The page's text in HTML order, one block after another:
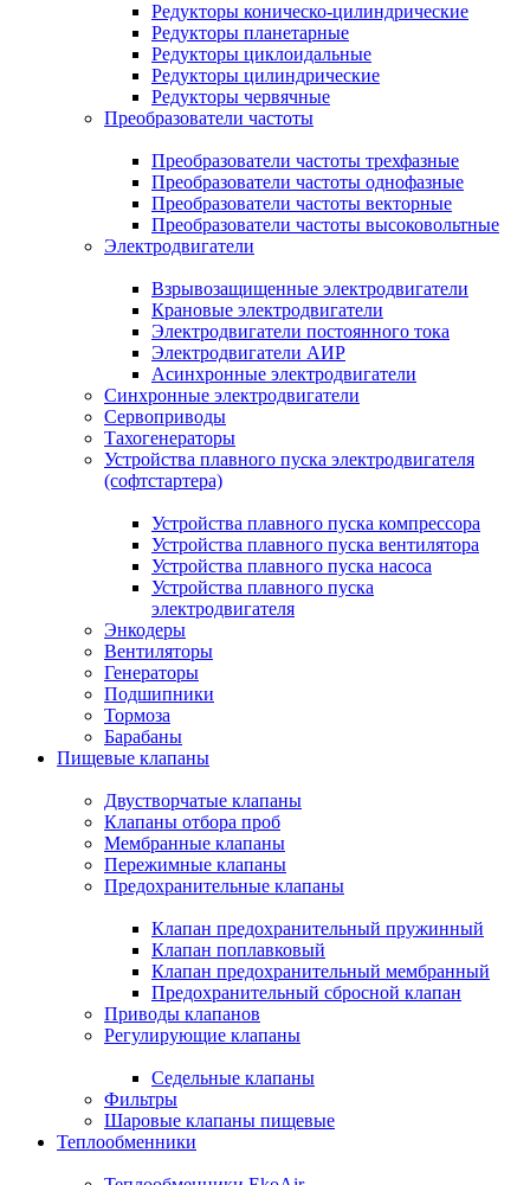
Редукторы коническо-цилиндрические
Редукторы планетарные
Редукторы циклоидальные
Редукторы цилиндрические
Редукторы червячные
Преобразователи частоты
Преобразователи частоты трехфазные
Преобразователи частоты однофазные
Преобразователи частоты векторные
Преобразователи частоты высоковольтные
Электродвигатели
Взрывозащищенные электродвигатели
Крановые электродвигатели
Электродвигатели постоянного тока
Электродвигатели АИР
Асинхронные электродвигатели
Синхронные электродвигатели
Сервоприводы
Тахогенераторы
Устройства плавного пуска электродвигателя
(софтстартера)
Устройства плавного пуска компрессора
Устройства плавного пуска вентилятора
Устройства плавного пуска насоса
Устройства плавного пуска
электродвигателя
Энкодеры
Вентиляторы
Генераторы
Подшипники
Тормоза
Барабаны
Пищевые клапаны
Двустворчатые клапаны
Клапаны отбора проб
Мембранные клапаны
Пережимные клапаны
Предохранительные клапаны
Клапан предохранительный пружинный
Клапан поплавковый
Клапан предохранительный мембранный
Предохранительный сбросной клапан
Приводы клапанов
Регулирующие клапаны
Седельные клапаны
Фильтры
Шаровые клапаны пищевые
Теплообменники